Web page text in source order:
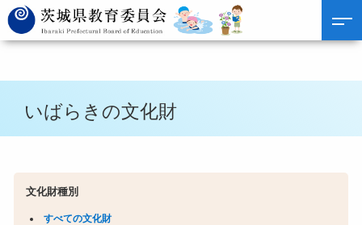
いばらきの文化財
文化財種別
すべての文化財